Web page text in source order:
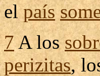
elpaís
7A los
perizitas,